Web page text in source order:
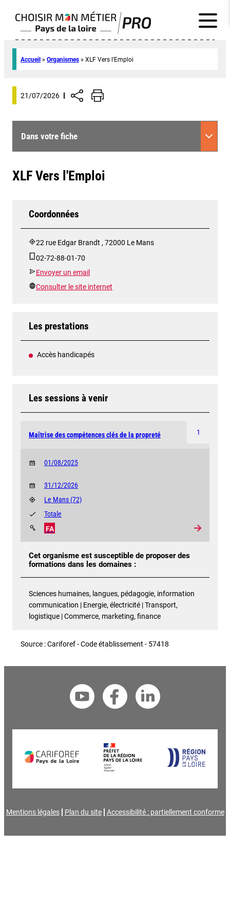
Accueil » Organismes » XLF Vers l’Emploi
21/07/2026
Dans votre fiche
XLF Vers l'Emploi
Coordonnées
22 rue Edgar Brandt , 72000 Le Mans
02-72-88-01-70
Envoyer un email
Consulter le site internet
Les prestations
Accès handicapés
Les sessions à venir
1
Maîtrise des compétences clés de la propreté
01/08/2025
31/12/2026
Le Mans (72)
FA
Totale
Cet organisme est susceptible de proposer des
formations dans les domaines :
Sciences humaines, langues, pédagogie, information
communication | Energie, électricité | Transport,
logistique | Commerce, marketing, finance
Source : Cariforef - Code établissement - 57418
Mentions légales Plan du site Accessibilité : partiellement conforme